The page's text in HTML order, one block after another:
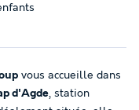
vous accueille dans
d'Agde, station